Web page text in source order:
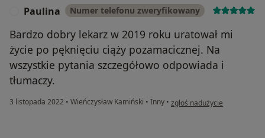
Paulina Numer telefonu zweryfikowany
Bardzo dobry lekarz w 2019 roku uratował mi
życie po pęknięciu ciąży pozamacicznej. Na
wszystkie pytania szczegółowo odpowiada i
tłumaczy.
3 listopada 2022 • Wieńczysław Kamiński • Inny • w opinii użytkownika Paulina
zgłoś nadużycie